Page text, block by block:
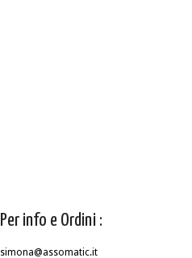
Per info e Ordini :
simona@assomatic.it